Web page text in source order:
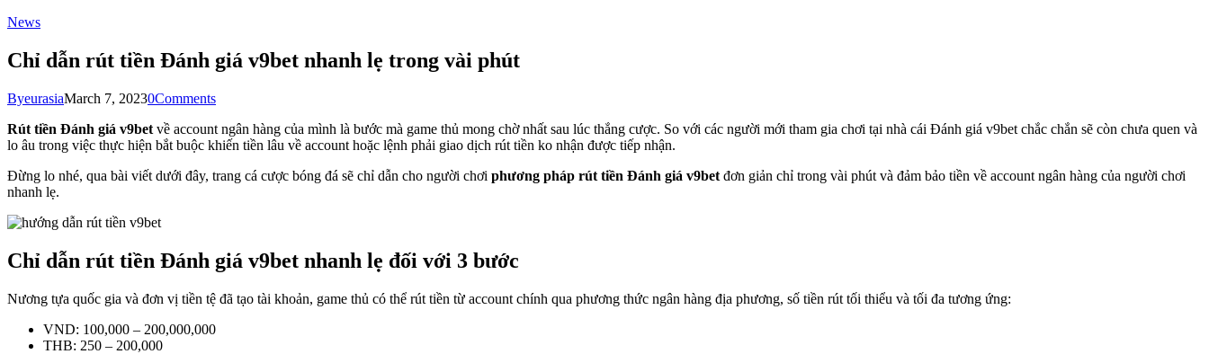
News
Chỉ dẫn rút tiền Đánh giá v9bet nhanh lẹ trong vài phút
ByeurasiaMarch 7, 20230Comments
Rút tiền Đánh giá v9bet về account ngân hàng của mình là bước mà game thủ mong chờ nhất sau lúc thắng cược. So với các người mới tham gia chơi tại nhà cái Đánh giá v9bet chắc chắn sẽ còn chưa quen và
lo âu trong việc thực hiện bắt buộc khiến tiền lâu về account hoặc lệnh phải giao dịch rút tiền ko nhận được tiếp nhận.
Đừng lo nhé, qua bài viết dưới đây, trang cá cược bóng đá sẽ chỉ dẫn cho người chơi phương pháp rút tiền Đánh giá v9bet đơn giản chỉ trong vài phút và đảm bảo tiền về account ngân hàng của người chơi
nhanh lẹ.
Chỉ dẫn rút tiền Đánh giá v9bet nhanh lẹ đối với 3 bước
Nương tựa quốc gia và đơn vị tiền tệ đã tạo tài khoản, game thủ có thể rút tiền từ account chính qua phương thức ngân hàng địa phương, số tiền rút tối thiểu và tối đa tương ứng:
VND: 100,000 – 200,000,000
THB: 250 – 200,000